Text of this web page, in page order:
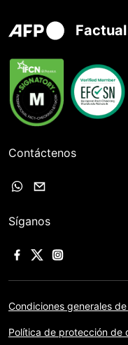
Factual
Contáctenos
Síganos
Condiciones generales de
Política de protección de